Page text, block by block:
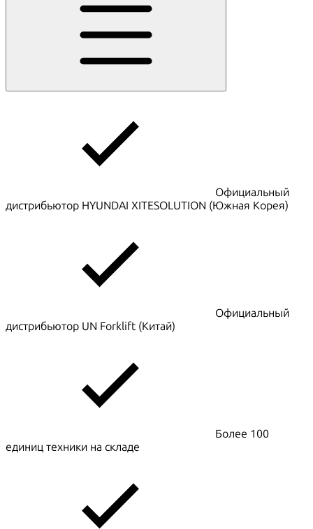
Официальный
дистрибьютор HYUNDAI XITESOLUTION (Южная Корея)
Официальный
дистрибьютор UN Forklift (Китай)
Более 100
единиц техники на складе